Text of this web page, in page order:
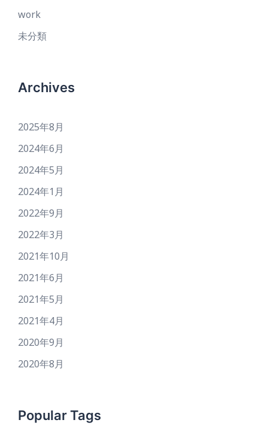
work
未分類
Archives
2025年8月
2024年6月
2024年5月
2024年1月
2022年9月
2022年3月
2021年10月
2021年6月
2021年5月
2021年4月
2020年9月
2020年8月
Popular Tags